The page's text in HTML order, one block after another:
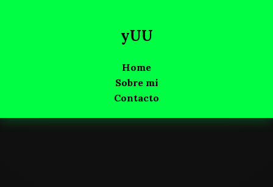
yUU
Home
Sobre mi
Contacto